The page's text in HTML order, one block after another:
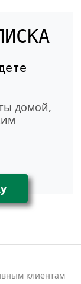
домой,
клиентам